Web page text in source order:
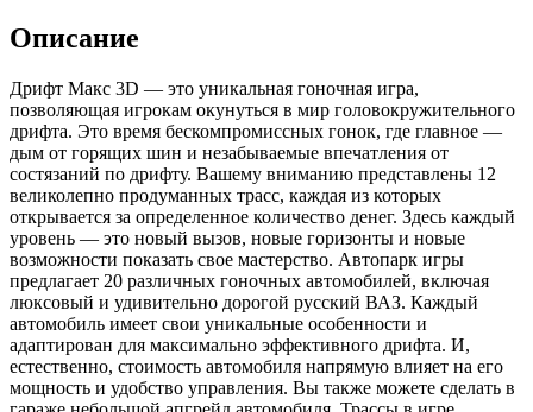
Описание
Дрифт Макс 3D — это уникальная гоночная игра,
позволяющая игрокам окунуться в мир головокружительного
дрифта. Это время бескомпромиссных гонок, где главное —
дым от горящих шин и незабываемые впечатления от
состязаний по дрифту. Вашему вниманию представлены 12
великолепно продуманных трасс, каждая из которых
открывается за определенное количество денег. Здесь каждый
уровень — это новый вызов, новые горизонты и новые
возможности показать свое мастерство. Автопарк игры
предлагает 20 различных гоночных автомобилей, включая
люксовый и удивительно дорогой русский ВАЗ. Каждый
автомобиль имеет свои уникальные особенности и
адаптирован для максимально эффективного дрифта. И,
естественно, стоимость автомобиля напрямую влияет на его
мощность и удобство управления. Вы также можете сделать в